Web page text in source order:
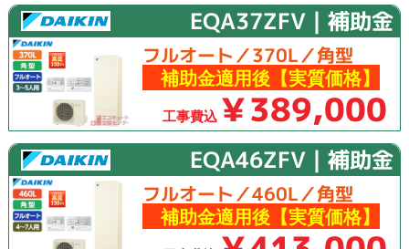
EQA37ZFV｜補助金
フルオート／370L／角型
補助金適用後【実質価格】
工事費込 ￥389,000
EQA46ZFV｜補助金
フルオート／460L／角型
補助金適用後【実質価格】